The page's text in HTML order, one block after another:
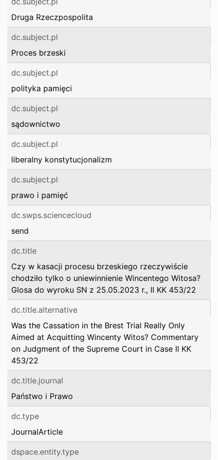
Druga Rzeczpospolita
dc.subject.pl
Proces brzeski
dc.subject.pl
polityka pamięci
dc.subject.pl
sądownictwo
dc.subject.pl
liberalny konstytucjonalizm
dc.subject.pl
prawo i pamięć
dc.swps.sciencecloud
send
dc.title
Czy w kasacji procesu brzeskiego rzeczywiście
chodziło tylko o uniewinnienie Wincentego Witosa?
Glosa do wyroku SN z 25.05.2023 r., II KK 453/22
dc.title.alternative
Was the Cassation in the Brest Trial Really Only
Aimed at Acquitting Wincenty Witos? Commentary
on Judgment of the Supreme Court in Case II KK
453/22
dc.title.journal
Państwo i Prawo
dc.type
JournalArticle
dspace.entity.type